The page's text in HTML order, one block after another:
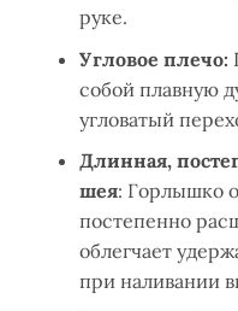
руке.
Угловое плечо:
собой плавную
угловатый
Длинная,
шея: Горлышко
постепенно
облегчает
при наливании